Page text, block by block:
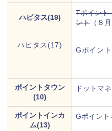
ハピタス(19)
ハピタス(17)
Tポイン
ント （８
Gポイン
ポイントタウン
(10)
ドットマ
ポイントインカ
ム(13)
Gポイン